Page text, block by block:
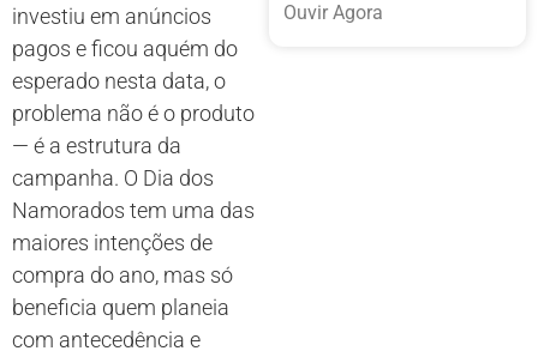
investiu em anúncios
pagos e ficou aquém do
esperado nesta data, o
problema não é o produto
— é a estrutura da
campanha. O Dia dos
Namorados tem uma das
maiores intenções de
compra do ano, mas só
beneficia quem planeia
com antecedência e
Ouvir Agora